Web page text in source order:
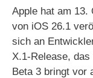
Apple hat am 13.
von iOS 26.1
sich an
X.1-Release,
Beta 3 bringt vor